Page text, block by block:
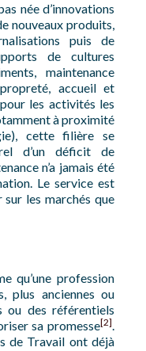
née d’innovations
nouveaux produits,
puis de
de cultures
maintenance
propreté, accueil et
les activités les
à proximité
cette filière se
d’un déficit de
n’a jamais été
Le service est
les marchés que
qu’une profession
plus anciennes ou
ou des référentiels
sa promesse[2].
de Travail ont déjà